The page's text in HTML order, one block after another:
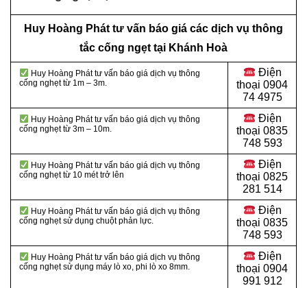
Huy Hoàng Phát tư vấn báo giá các dịch vụ thông
tắc cống ngẹt tại Khánh Hoà
Huy Hoàng Phát tư vấn báo giá dịch vụ thông
cống nghẹt từ 1m – 3m.
Điện
thoại 0904
74 4975
Huy Hoàng Phát tư vấn báo giá dịch vụ thông
cống nghẹt từ 3m – 10m.
Điện
thoại 0835
748 593
Huy Hoàng Phát tư vấn báo giá dịch vụ thông
cống nghẹt từ 10 mét trở lên
Điện
thoại 0825
281 514
Huy Hoàng Phát tư vấn báo giá dịch vụ thông
cống nghẹt sử dụng chuột phản lực.
Điện
thoại 0835
748 593
Huy Hoàng Phát tư vấn báo giá dịch vụ thông
cống nghẹt sử dụng máy lò xo, phi lò xo 8mm.
Điện
thoại 0904
991 912